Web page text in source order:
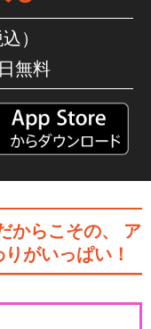
）
無料
らこその、
ア
がいっぱい！